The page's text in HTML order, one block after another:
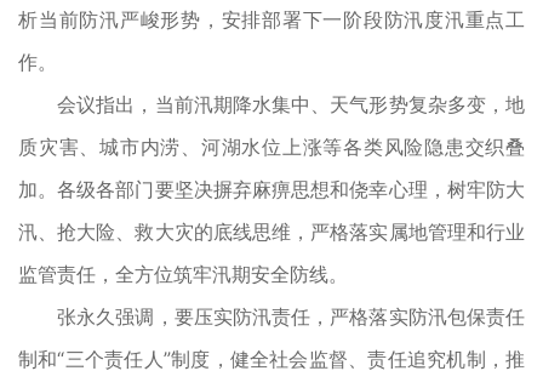
析当前防汛严峻形势，安排部署下一阶段防汛度汛重点工
作。
会议指出，当前汛期降水集中、天气形势复杂多变，地
质灾害、城市内涝、河湖水位上涨等各类风险隐患交织叠
加。各级各部门要坚决摒弃麻痹思想和侥幸心理，树牢防大
汛、抢大险、救大灾的底线思维，严格落实属地管理和行业
监管责任，全方位筑牢汛期安全防线。
张永久强调，要压实防汛责任，严格落实防汛包保责任
制和“三个责任人”制度，健全社会监督、责任追究机制，推